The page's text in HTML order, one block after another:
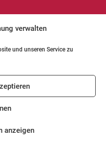
verwalten
und unseren Service zu
anzeigen
(EU)